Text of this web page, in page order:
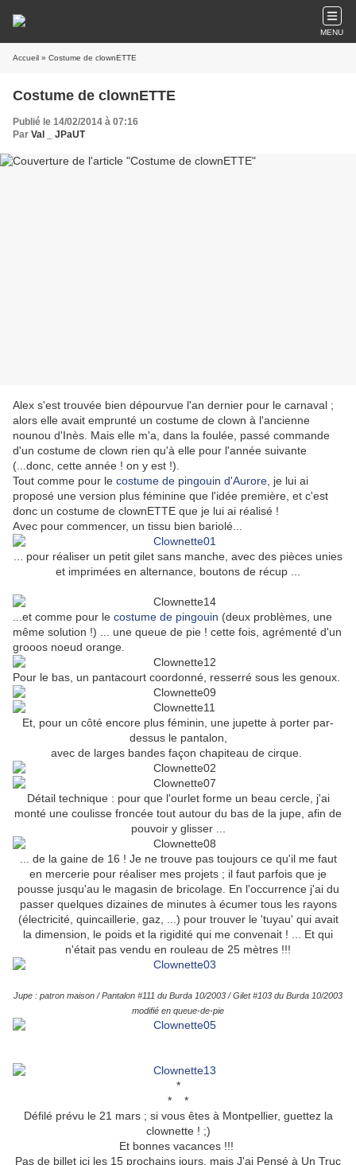
MENU
Accueil » Costume de clownETTE
Costume de clownETTE
Publié le 14/02/2014 à 07:16
Par Val _ JPaUT
Alex s'est trouvée bien dépourvue l'an dernier pour le carnaval ;
alors elle avait emprunté un costume de clown à l'ancienne
nounou d'Inès. Mais elle m'a, dans la foulée, passé commande
d'un costume de clown rien qu'à elle pour l'année suivante
(...donc, cette année ! on y est !).
Tout comme pour le costume de pingouin d'Aurore , je lui ai
proposé une version plus féminine que l'idée première, et c'est
donc un costume de clownETTE que je lui ai réalisé !
Avec pour commencer, un tissu bien bariolé...
... pour réaliser un petit gilet sans manche, avec des pièces unies
et imprimées en alternance, boutons de récup ...
...et comme pour le costume de pingouin (deux problèmes, une
même solution !) ... une queue de pie ! cette fois, agrémenté d'un
grooos noeud orange.
Pour le bas, un pantacourt coordonné, resserré sous les genoux.
Et, pour un côté encore plus féminin, une jupette à porter par-
dessus le pantalon,
avec de larges bandes façon chapiteau de cirque.
Détail technique : pour que l'ourlet forme un beau cercle, j'ai
monté une coulisse froncée tout autour du bas de la jupe, afin de
pouvoir y glisser ...
... de la gaine de 16 ! Je ne trouve pas toujours ce qu'il me faut
en mercerie pour réaliser mes projets ; il faut parfois que je
pousse jusqu'au le magasin de bricolage. En l'occurrence j'ai du
passer quelques dizaines de minutes à écumer tous les rayons
(électricité, quincaillerie, gaz, ...) pour trouver le 'tuyau' qui avait
la dimension, le poids et la rigidité qui me convenait ! ... Et qui
n'était pas vendu en rouleau de 25 mètres !!!
Jupe : patron maison / Pantalon #111 du Burda 10/2003 / Gilet #103 du Burda 10/2003
modifié en queue-de-pie
*
* *
Défilé prévu le 21 mars ; si vous êtes à Montpellier, guettez la
clownette ! ;)
Et bonnes vacances !!!
Pas de billet ici les 15 prochains jours, mais J'ai Pensé à Un Truc